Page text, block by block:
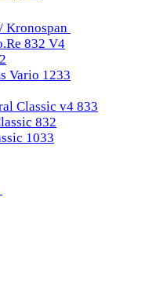
Kronospan
832 V4
Vario 1233
Classic v4 833
832
1033